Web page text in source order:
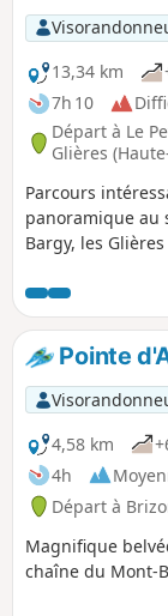
13,34 km
7h 10
Départ à Le
Glières
Parcours
panoramique au
Bargy, les
Pointe
4,58 km
4h
Départ à
Magnifique
chaîne du Mont-